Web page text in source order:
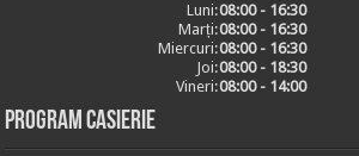
Luni:08:00 - 16:30
Marți:08:00 - 16:30
Miercuri:08:00 - 16:30
Joi:08:00 - 18:30
Vineri:08:00 - 14:00
Program casierie